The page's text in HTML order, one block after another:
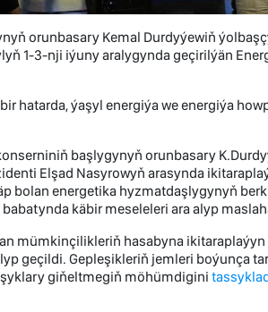
orunbasary Kemal Durdyýewiň
1-3-nji iýuny aralygynda geçirilýän
hatarda, ýaşyl energiýa we energiýa
başlygynyň orunbasary
Elşad Nasyrowyň arasynda
bolan energetika hyzmatdaşlygynyň
käbir meseleleri ara alyp
mümkinçilikleriň hasabyna
geçildi. Gepleşikleriň jemleri boýunça
giňeltmegiň möhümdigini